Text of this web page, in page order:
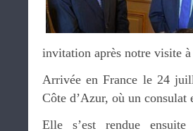
invitation après notre visite
Arrivée en France le 24
Côte d’Azur, où un
Elle s’est rendue